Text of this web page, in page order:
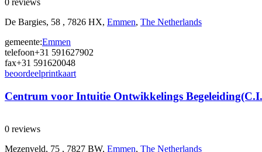
De Bargies, 58 , 7826 HX, Emmen, The Netherlands
gemeente:Emmen
telefoon+31 591627902
fax+31 591620048
beoordeelprintkaart
Centrum voor Intuitie Ontwikkelings
0 reviews
Mezenveld, 75 , 7827 BW, Emmen, The Netherlands